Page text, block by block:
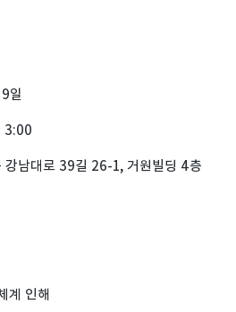
일
3:00
강남대로 39길 26-1, 거원빌딩 4층
계 인해